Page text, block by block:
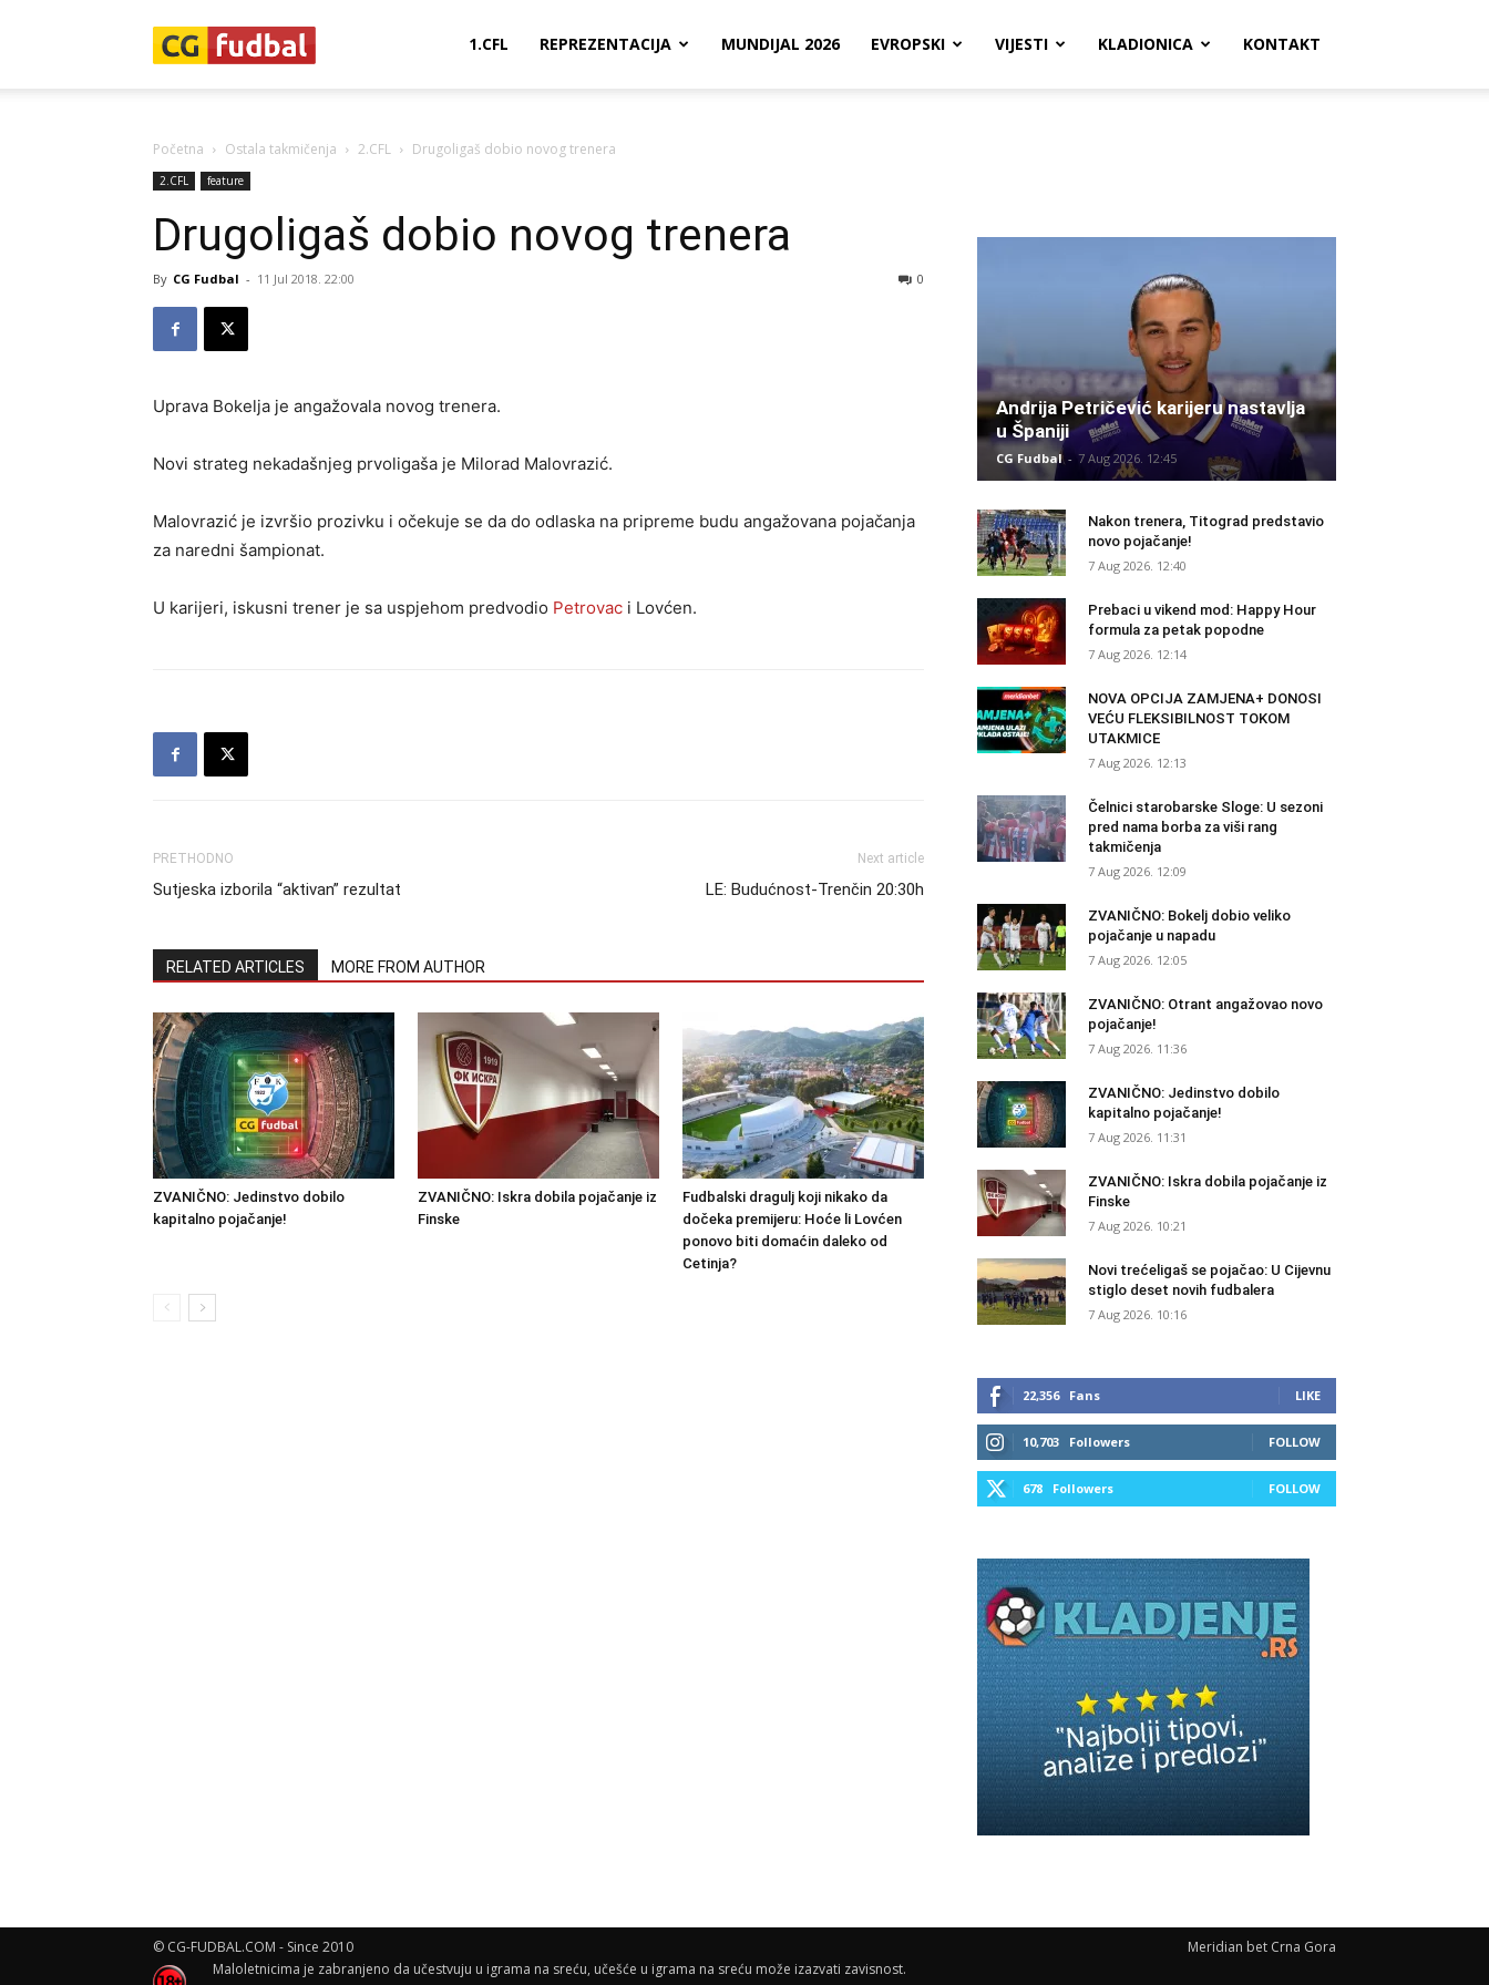
1.CFL REPREZENTACIJA MUNDIJAL 2026 EVROPSKI VIJESTI KLADIONICA KONTAKT
Početna Ostala takmičenja 2.CFL Drugoligaš dobio novog trenera
2.CFL feature
Drugoligaš dobio novog trenera
By CG Fudbal - 11 Jul 2018. 22:00 0
Uprava Bokelja je angažovala novog trenera.
Novi strateg nekadašnjeg prvoligaša je Milorad Malovrazić.
Malovrazić je izvršio prozivku i očekuje se da do odlaska na pripreme budu angažovana pojačanja
za naredni šampionat.
U karijeri, iskusni trener je sa uspjehom predvodio Petrovac i Lovćen.
PRETHODNO
Sutjeska izborila “aktivan” rezultat
Next article
LE: Budućnost-Trenčin 20:30h
RELATED ARTICLES MORE FROM AUTHOR
ZVANIČNO: Jedinstvo dobilo
kapitalno pojačanje!
ZVANIČNO: Iskra dobila pojačanje iz
Finske
Fudbalski dragulj koji nikako da
dočeka premijeru: Hoće li Lovćen
ponovo biti domaćin daleko od
Cetinja?
Andrija Petričević karijeru nastavlja
u Španiji
CG Fudbal - 7 Aug 2026. 12:45
Nakon trenera, Titograd predstavio
novo pojačanje!
7 Aug 2026. 12:40
Prebaci u vikend mod: Happy Hour
formula za petak popodne
7 Aug 2026. 12:14
NOVA OPCIJA ZAMJENA+ DONOSI
VEĆU FLEKSIBILNOST TOKOM
UTAKMICE
7 Aug 2026. 12:13
Čelnici starobarske Sloge: U sezoni
pred nama borba za viši rang
takmičenja
7 Aug 2026. 12:09
ZVANIČNO: Bokelj dobio veliko
pojačanje u napadu
7 Aug 2026. 12:05
ZVANIČNO: Otrant angažovao novo
pojačanje!
7 Aug 2026. 11:36
ZVANIČNO: Jedinstvo dobilo
kapitalno pojačanje!
7 Aug 2026. 11:31
ZVANIČNO: Iskra dobila pojačanje iz
Finske
7 Aug 2026. 10:21
Novi trećeligaš se pojačao: U Cijevnu
stiglo deset novih fudbalera
7 Aug 2026. 10:16
22,356 Fans LIKE
10,703 Followers FOLLOW
678 Followers FOLLOW
Meridian bet Crna Gora
© CG-FUDBAL.COM - Since 2010
Maloletnicima je zabranjeno da učestvuju u igrama na sreću, učešće u igrama na sreću može izazvati zavisnost.